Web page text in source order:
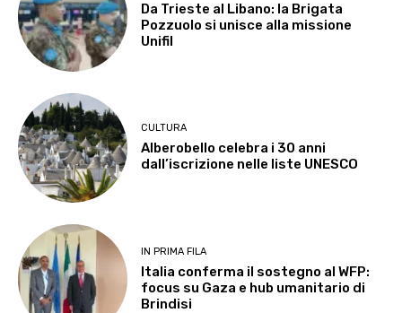
Da Trieste al Libano: la Brigata
Pozzuolo si unisce alla missione
Unifil
CULTURA
Alberobello celebra i 30 anni
dall’iscrizione nelle liste UNESCO
IN PRIMA FILA
Italia conferma il sostegno al WFP:
focus su Gaza e hub umanitario di
Brindisi